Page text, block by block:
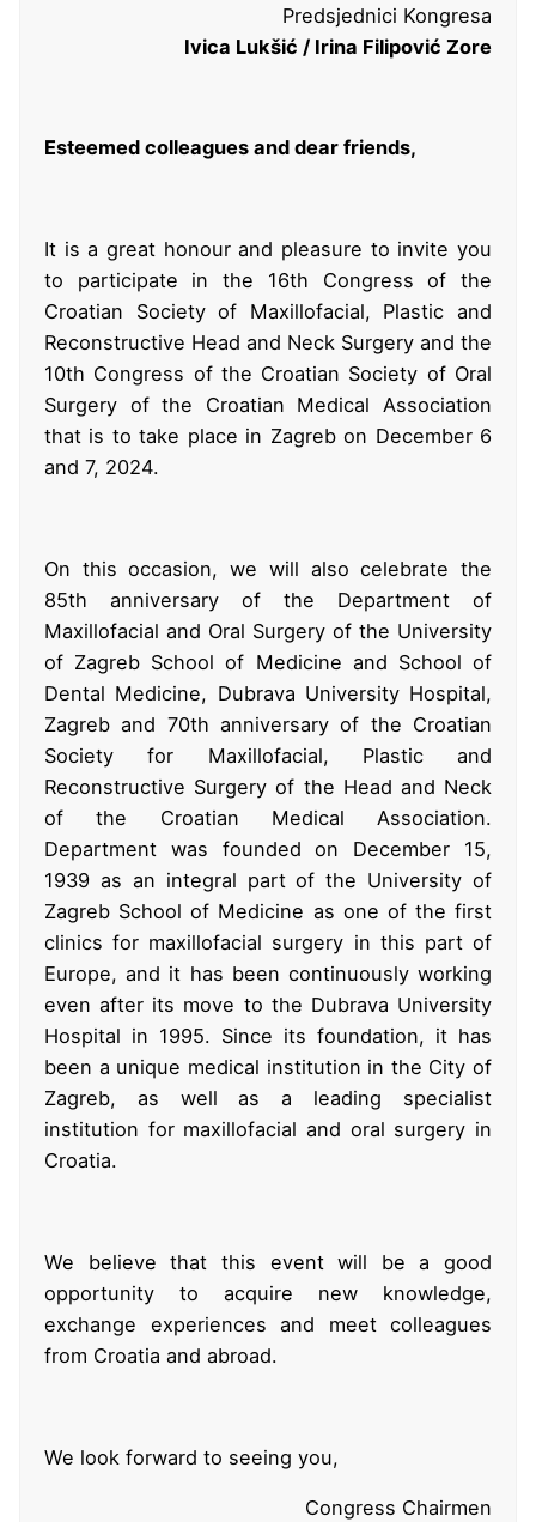
Predsjednici Kongresa
Ivica Lukšić / Irina Filipović Zore
Esteemed colleagues and dear friends,
It is a great honour and pleasure to invite you
to participate in the 16th Congress of the
Croatian Society of Maxillofacial, Plastic and
Reconstructive Head and Neck Surgery and the
10th Congress of the Croatian Society of Oral
Surgery of the Croatian Medical Association
that is to take place in Zagreb on December 6
and 7, 2024.
On this occasion, we will also celebrate the
85th anniversary of the Department of
Maxillofacial and Oral Surgery of the University
of Zagreb School of Medicine and School of
Dental Medicine, Dubrava University Hospital,
Zagreb and 70th anniversary of the Croatian
Society for Maxillofacial, Plastic and
Reconstructive Surgery of the Head and Neck
of the Croatian Medical Association.
Department was founded on December 15,
1939 as an integral part of the University of
Zagreb School of Medicine as one of the first
clinics for maxillofacial surgery in this part of
Europe, and it has been continuously working
even after its move to the Dubrava University
Hospital in 1995. Since its foundation, it has
been a unique medical institution in the City of
Zagreb, as well as a leading specialist
institution for maxillofacial and oral surgery in
Croatia.
We believe that this event will be a good
opportunity to acquire new knowledge,
exchange experiences and meet colleagues
from Croatia and abroad.
We look forward to seeing you,
Congress Chairmen